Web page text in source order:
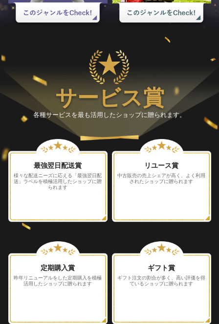
サービス賞
各種サービスを最も活用したショップに贈られます。
最強翌日配送賞
様々な配送ニーズに応える「最強翌日配
送」ラベルを積極活用したショップに贈
られます
リユース賞
中古販売の売上シェアが高く、
よく利用
されたショップに贈られます
定期購入賞
昨年リニューアルをした定期購入を積極
活用したショップに贈られます
ギフト賞
ギフト注文の割合が多く、高い評価を得
ているショップに贈られます